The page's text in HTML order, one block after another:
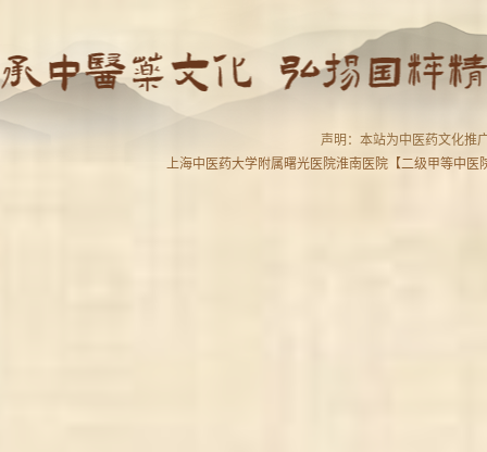
声明：本站为中医药文化推
上海中医药大学附属曙光医院淮南医院【二级甲等中医